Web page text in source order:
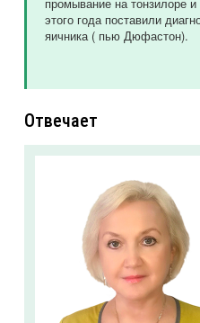
этого года поставили
яичника ( пью Дюфастон).
Отвечает